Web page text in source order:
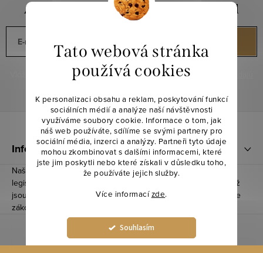
Tato webová stránka
používá cookies
K personalizaci obsahu a reklam, poskytování funkcí
sociálních médií a analýze naší návštěvnosti
využíváme soubory cookie. Informace o tom, jak
náš web používáte, sdílíme se svými partnery pro
sociální média, inzerci a analýzy. Partneři tyto údaje
mohou zkombinovat s dalšími informacemi, které
jste jim poskytli nebo které získali v důsledku toho,
že používáte jejich služby.
Více informacízde.
Souhlasím
Aktuální novinky a slevy na váš e-mail
E-mail
Vložením e-mailu souhlasíte spodmínkami ochrany osobních údajů
Informace pro vás
Naše produkty splnily všechny nezbytné podmínky, včetně
legislativních požadavků a informačních povinností, díky čemuž
jsou registrované a notifikované u Ministerstva Zemědělství dle
zákona č. 110/1997 Sb.